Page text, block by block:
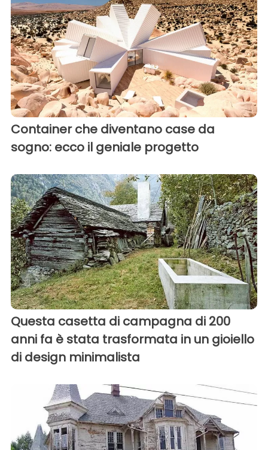
Container che diventano case da
sogno: ecco il geniale progetto
Questa casetta di campagna di 200
anni fa è stata trasformata in un gioiello
di design minimalista